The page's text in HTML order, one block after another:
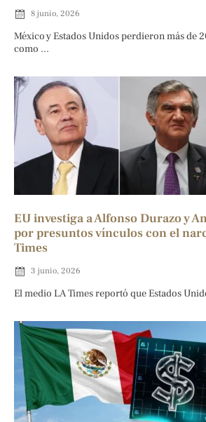
8 junio, 2026
México y Estados Unidos perdieron más de
como ...
EU investiga a Alfonso Durazo y
por presuntos vínculos con el
Times
3 junio, 2026
El medio LA Times reportó que Estados